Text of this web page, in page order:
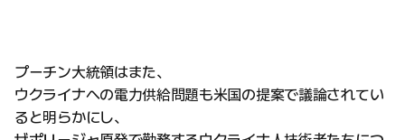
プーチン大統領はまた、
ウクライナへの電力供給問題も米国の提案で議論されてい
ると明らかにし、